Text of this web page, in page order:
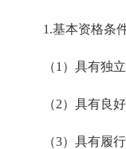
1.基本资格条
（1）具有独
（2）具有良
（3）具有履